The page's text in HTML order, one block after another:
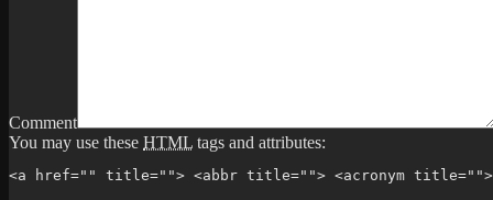
Comment
You may use these HTML tags and attributes:
<a href="" title=""> <abbr title=""> <acronym title="">